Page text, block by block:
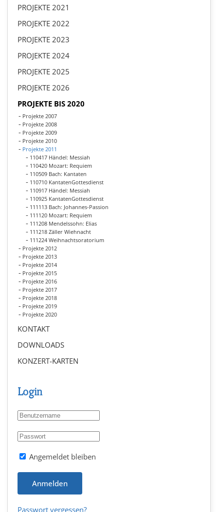
PROJEKTE 2021
PROJEKTE 2022
PROJEKTE 2023
PROJEKTE 2024
PROJEKTE 2025
PROJEKTE 2026
PROJEKTE BIS 2020
Projekte 2007
Projekte 2008
Projekte 2009
Projekte 2010
Projekte 2011
110417 Händel: Messiah
110420 Mozart: Requiem
110509 Bach: Kantaten
110710 KantatenGottesdienst
110917 Händel: Messiah
110925 KantatenGottesdienst
111113 Bach: Johannes-Passion
111120 Mozart: Requiem
111208 Mendelssohn: Elias
111218 Zäller Wiehnacht
111224 Weihnachtsoratorium
Projekte 2012
Projekte 2013
Projekte 2014
Projekte 2015
Projekte 2016
Projekte 2017
Projekte 2018
Projekte 2019
Projekte 2020
KONTAKT
DOWNLOADS
KONZERT-KARTEN
Login
Angemeldet bleiben
Anmelden
Passwort vergessen?